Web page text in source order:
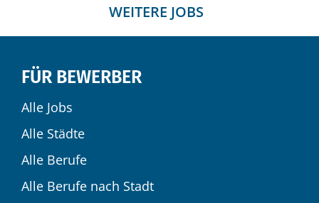
WEITERE JOBS
FÜR BEWERBER
Alle Jobs
Alle Städte
Alle Berufe
Alle Berufe nach Stadt